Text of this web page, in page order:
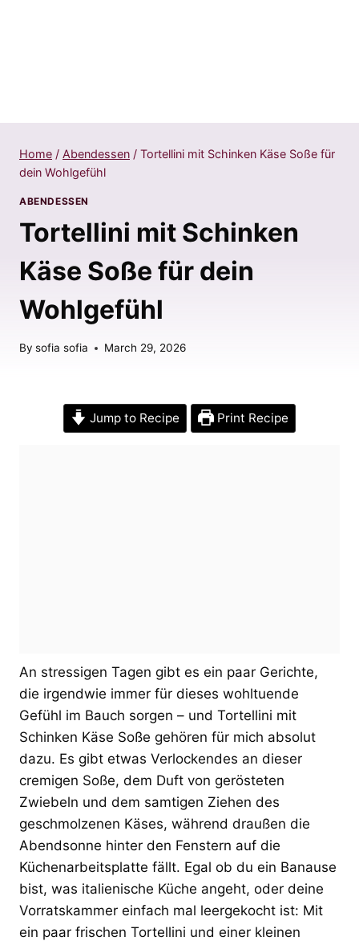
Home / Abendessen / Tortellini mit Schinken Käse Soße für
dein Wohlgefühl
ABENDESSEN
Tortellini mit Schinken
Käse Soße für dein
Wohlgefühl
By sofia sofia March 29, 2026
Jump to Recipe Print Recipe
An stressigen Tagen gibt es ein paar Gerichte,
die irgendwie immer für dieses wohltuende
Gefühl im Bauch sorgen – und Tortellini mit
Schinken Käse Soße gehören für mich absolut
dazu. Es gibt etwas Verlockendes an dieser
cremigen Soße, dem Duft von gerösteten
Zwiebeln und dem samtigen Ziehen des
geschmolzenen Käses, während draußen die
Abendsonne hinter den Fenstern auf die
Küchenarbeitsplatte fällt. Egal ob du ein Banause
bist, was italienische Küche angeht, oder deine
Vorratskammer einfach mal leergekocht ist: Mit
ein paar frischen Tortellini und einer kleinen